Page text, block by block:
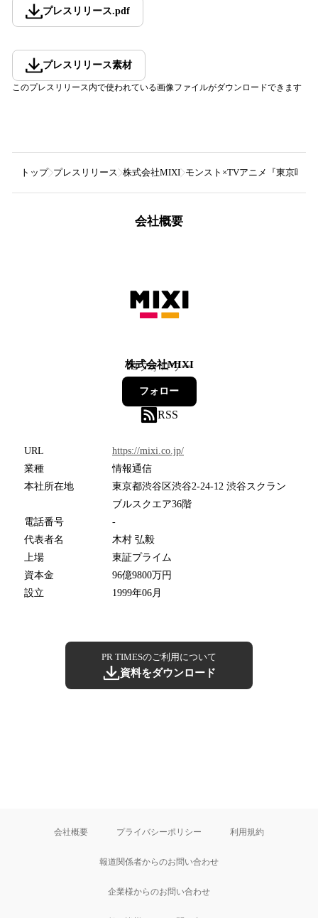
プレスリリース.pdf
プレスリリース素材
このプレスリリース内で使われている画像ファイルがダウンロードできます
トップ プレスリリース 株式会社MIXI モンスト×TVアニメ『東京喰種
会社概要
株式会社MIXI
73フォロワー
フォロー
RSS
URL
https://mixi.co.jp/
業種
情報通信
本社所在地
東京都渋谷区渋谷2-24-12 渋谷スクラン
ブルスクエア36階
電話番号
-
代表者名
木村 弘毅
上場
東証プライム
資本金
96億9800万円
設立
1999年06月
PR TIMESのご利用について
資料をダウンロード
会社概要 プライバシーポリシー 利用規約
報道関係者からのお問い合わせ
企業様からのお問い合わせ